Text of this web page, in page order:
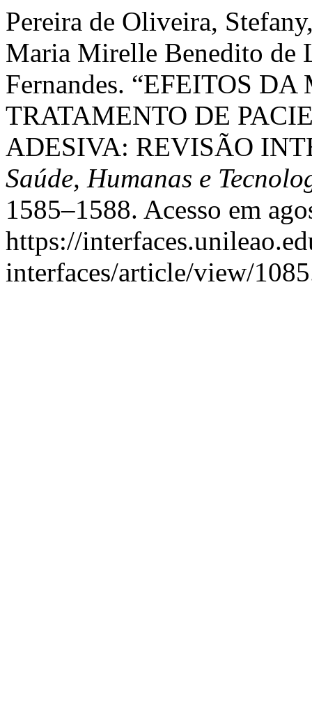
Pereira de Oliveira,
Maria Mirelle Benedito de
Fernandes. “EFEITOS
TRATAMENTO DE
ADESIVA: REVISÃO
Saúde, Humanas e
1585–1588. Acesso em
https://
interfaces/article/view/